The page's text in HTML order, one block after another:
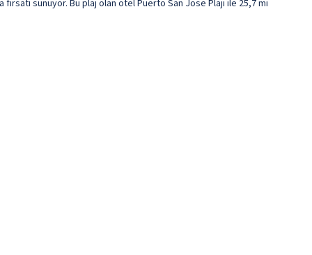
sunuyor. Bu plaj olan otel Puerto San Jose Plajı ile 25,7 mi